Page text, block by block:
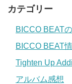
カテゴリー
BICCO BEAT
BICCO BEAT
Tighten Up
アルバム感想